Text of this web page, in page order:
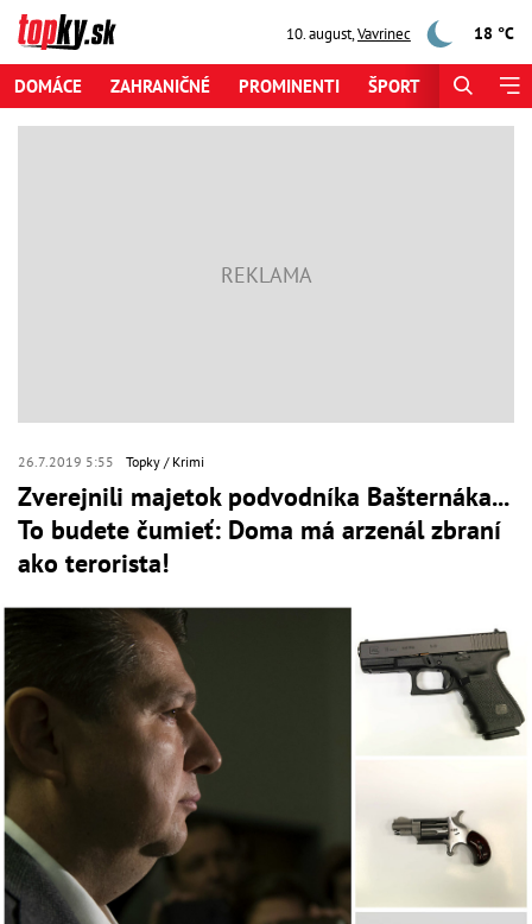
10. august,Vavrinec 18 °C
DOMÁCE ZAHRANIČNÉ PROMINENTI ŠPORT
26.7.2019 5:55 Topky Krimi
Zverejnili majetok podvodníka Bašternáka...
To budete čumieť: Doma má arzenál zbraní
ako terorista!